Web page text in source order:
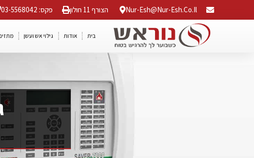
Nur-Esh@nur-Esh.co.il הצורף 11 חולון פקס: 03-5568042
בית אודות גילוי אש ועשן